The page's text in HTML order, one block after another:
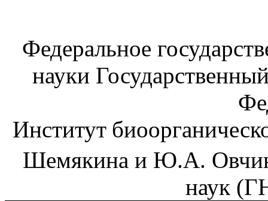
Федеральное
науки
Институт
Шемякина и Ю.А.
наук